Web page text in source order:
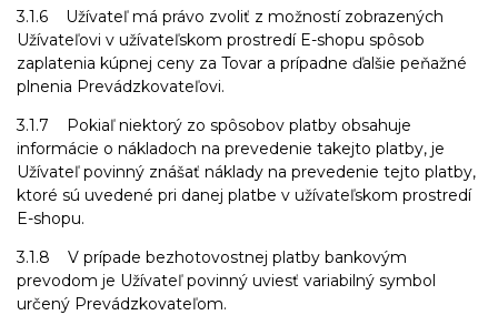
3.1.6 Užívateľ má právo zvoliť z možností zobrazených
Užívateľovi v užívateľskom prostredí E-shopu spôsob
zaplatenia kúpnej ceny za Tovar a prípadne ďalšie peňažné
plnenia Prevádzkovateľovi.
3.1.7 Pokiaľ niektorý zo spôsobov platby obsahuje
informácie o nákladoch na prevedenie takejto platby, je
Užívateľ povinný znášať náklady na prevedenie tejto platby,
ktoré sú uvedené pri danej platbe v užívateľskom prostredí
E-shopu.
3.1.8 V prípade bezhotovostnej platby bankovým
prevodom je Užívateľ povinný uviesť variabilný symbol
určený Prevádzkovateľom.